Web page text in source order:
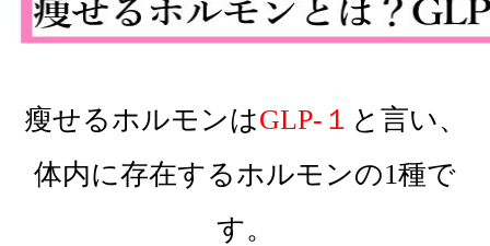
瘦せるホルモンはGLP-１ と言い、
体内に存在するホルモンの1種で
す。